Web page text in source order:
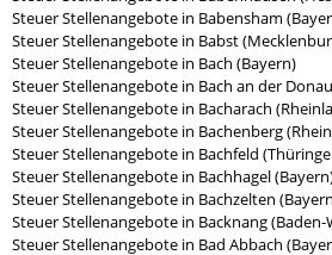
Steuer Stellenangebote in Babensham
Steuer Stellenangebote in Babst
Steuer Stellenangebote in Bach (Bayern)
Steuer Stellenangebote in Bach an der
Steuer Stellenangebote in Bacharach
Steuer Stellenangebote in Bachenberg
Steuer Stellenangebote in Bachfeld
Steuer Stellenangebote in Bachhagel
Steuer Stellenangebote in Bachzelten
Steuer Stellenangebote in Backnang
Steuer Stellenangebote in Bad Abbach